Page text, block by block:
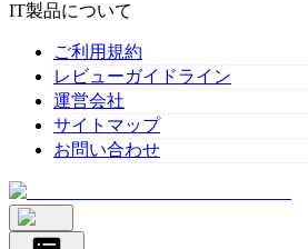
IT製品について
ご利用規約
レビューガイドライン
運営会社
サイトマップ
お問い合わせ